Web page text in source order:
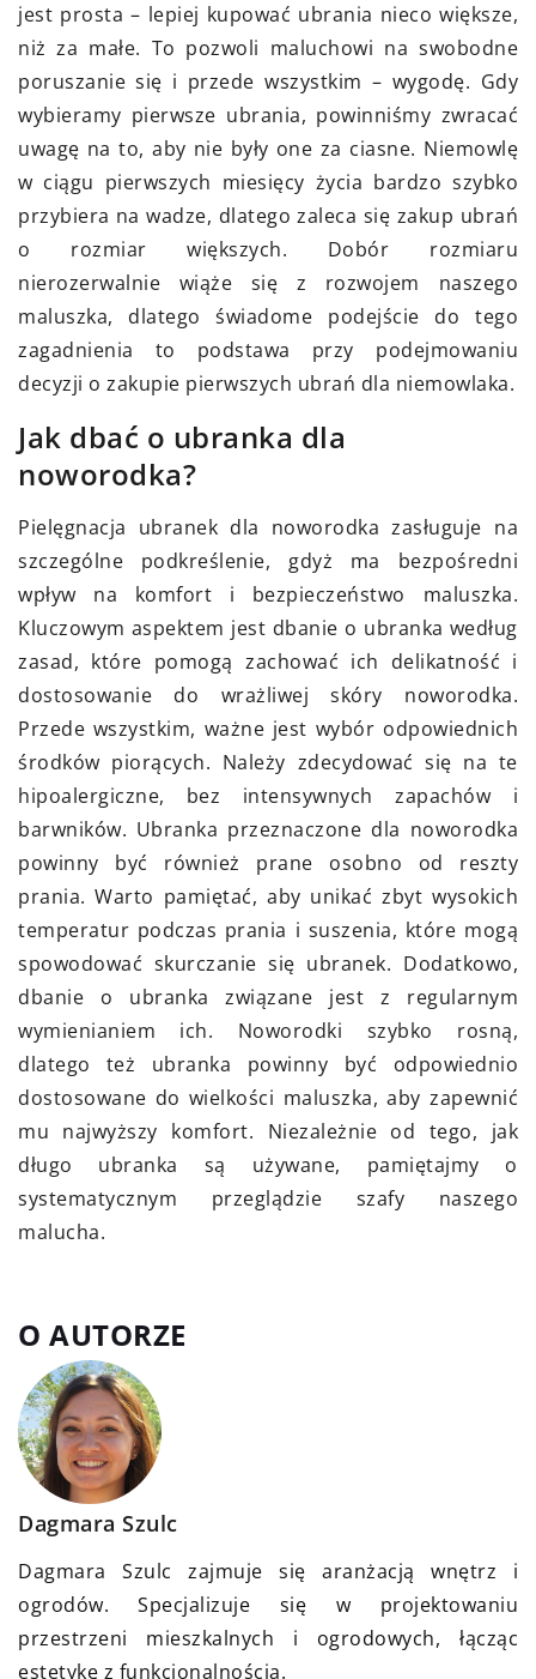
jest prosta – lepiej kupować ubrania nieco większe,
niż za małe. To pozwoli maluchowi na swobodne
poruszanie się i przede wszystkim – wygodę. Gdy
wybieramy pierwsze ubrania, powinniśmy zwracać
uwagę na to, aby nie były one za ciasne. Niemowlę
w ciągu pierwszych miesięcy życia bardzo szybko
przybiera na wadze, dlatego zaleca się zakup ubrań
o rozmiar większych. Dobór rozmiaru
nierozerwalnie wiąże się z rozwojem naszego
maluszka, dlatego świadome podejście do tego
zagadnienia to podstawa przy podejmowaniu
decyzji o zakupie pierwszych ubrań dla niemowlaka.
Jak dbać o ubranka dla
noworodka?
Pielęgnacja ubranek dla noworodka zasługuje na
szczególne podkreślenie, gdyż ma bezpośredni
wpływ na komfort i bezpieczeństwo maluszka.
Kluczowym aspektem jest dbanie o ubranka według
zasad, które pomogą zachować ich delikatność i
dostosowanie do wrażliwej skóry noworodka.
Przede wszystkim, ważne jest wybór odpowiednich
środków piorących. Należy zdecydować się na te
hipoalergiczne, bez intensywnych zapachów i
barwników. Ubranka przeznaczone dla noworodka
powinny być również prane osobno od reszty
prania. Warto pamiętać, aby unikać zbyt wysokich
temperatur podczas prania i suszenia, które mogą
spowodować skurczanie się ubranek. Dodatkowo,
dbanie o ubranka związane jest z regularnym
wymienianiem ich. Noworodki szybko rosną,
dlatego też ubranka powinny być odpowiednio
dostosowane do wielkości maluszka, aby zapewnić
mu najwyższy komfort. Niezależnie od tego, jak
długo ubranka są używane, pamiętajmy o
systematycznym przeglądzie szafy naszego
malucha.
O AUTORZE
Dagmara Szulc
Dagmara Szulc zajmuje się aranżacją wnętrz i
ogrodów. Specjalizuje się w projektowaniu
przestrzeni mieszkalnych i ogrodowych, łącząc
estetykę z funkcjonalnością.